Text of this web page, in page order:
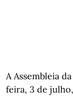
A Assembleia
feira, 3 de